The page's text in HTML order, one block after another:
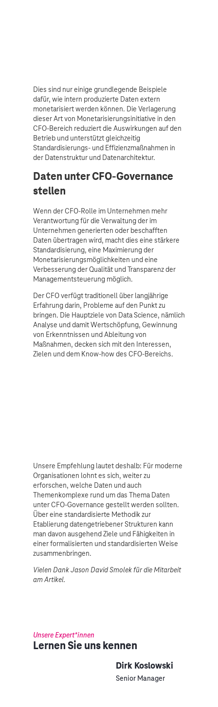
Dies sind nur einige grundlegende Beispiele
dafür, wie intern produzierte Daten extern
monetarisiert werden können. Die Verlagerung
dieser Art von Monetarisierungsinitiative in den
CFO-Bereich reduziert die Auswirkungen auf den
Betrieb und unterstützt gleichzeitig
Standardisierungs- und Effizienzmaßnahmen in
der Datenstruktur und Datenarchitektur.
Daten unter CFO-Governance
stellen
Wenn der CFO-Rolle im Unternehmen mehr
Verantwortung für die Verwaltung der im
Unternehmen generierten oder beschafften
Daten übertragen wird, macht dies eine stärkere
Standardisierung, eine Maximierung der
Monetarisierungsmöglichkeiten und eine
Verbesserung der Qualität und Transparenz der
Managementsteuerung möglich.
Der CFO verfügt traditionell über langjährige
Erfahrung darin, Probleme auf den Punkt zu
bringen. Die Hauptziele von Data Science, nämlich
Analyse und damit Wertschöpfung, Gewinnung
von Erkenntnissen und Ableitung von
Maßnahmen, decken sich mit den Interessen,
Zielen und dem Know-how des CFO-Bereichs.
Unsere Empfehlung lautet deshalb: Für moderne
Organisationen lohnt es sich, weiter zu
erforschen, welche Daten und auch
Themenkomplexe rund um das Thema Daten
unter CFO-Governance gestellt werden sollten.
Über eine standardisierte Methodik zur
Etablierung datengetriebener Strukturen kann
man davon ausgehend Ziele und Fähigkeiten in
einer formalisierten und standardisierten Weise
zusammenbringen.
Vielen Dank Jason David Smolek für die Mitarbeit
am Artikel.
Unsere Expert*innen
Lernen Sie uns kennen
Dirk Koslowski
Senior Manager